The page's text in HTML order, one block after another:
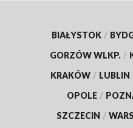
BIAŁYSTOK /
GORZÓW WLKP. /
KRAKÓW / LUBLIN
OPOLE /
SZCZECIN /